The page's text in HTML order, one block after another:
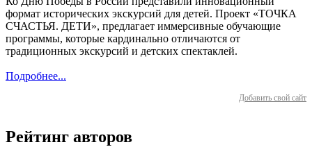
формат исторических экскурсий для детей. Проект «ТОЧКА
СЧАСТЬЯ. ДЕТИ», предлагает иммерсивные обучающие
программы, которые кардинально отличаются от
традиционных экскурсий и детских спектаклей.
Подробнее...
Добавить свой сайт
Рейтинг авторов